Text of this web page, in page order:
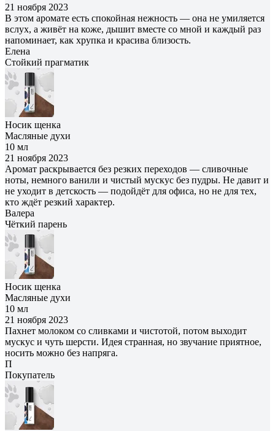
21 ноября 2023
В этом аромате есть спокойная нежность — она не умиляется
вслух, а живёт на коже, дышит вместе со мной и каждый раз
напоминает, как хрупка и красива близость.
Елена
Cтойкий прагматик
Носик щенка
Масляные духи
10 мл
21 ноября 2023
Аромат раскрывается без резких переходов — сливочные
ноты, немного ванили и чистый мускус без пудры. Не давит и
не уходит в детскость — подойдёт для офиса, но не для тех,
кто ждёт резкий характер.
Валера
Чёткий парень
Носик щенка
Масляные духи
10 мл
21 ноября 2023
Пахнет молоком со сливками и чистотой, потом выходит
мускус и чуть шерсти. Идея странная, но звучание приятное,
носить можно без напряга.
П
Покупатель